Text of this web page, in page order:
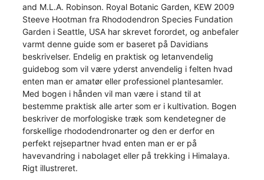
and M.L.A. Robinson. Royal Botanic Garden, KEW 2009
Steeve Hootman fra Rhododendron Species Fundation
Garden i Seattle, USA har skrevet forordet, og anbefaler
varmt denne guide som er baseret på Davidians
beskrivelser. Endelig en praktisk og letanvendelig
guidebog som vil være yderst anvendelig i felten hvad
enten man er amatør eller professionel plantesamler.
Med bogen i hånden vil man være i stand til at
bestemme praktisk alle arter som er i kultivation. Bogen
beskriver de morfologiske træk som kendetegner de
forskellige rhododendronarter og den er derfor en
perfekt rejsepartner hvad enten man er er på
havevandring i nabolaget eller på trekking i Himalaya.
Rigt illustreret.